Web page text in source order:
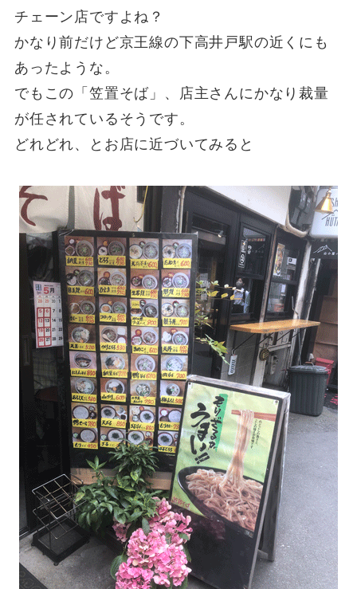
チェーン店ですよね？
かなり前だけど京王線の下高井戸駅の近くにも
あったような。
でもこの「笠置そば」、店主さんにかなり裁量
が任されているそうです。
どれどれ、とお店に近づいてみると